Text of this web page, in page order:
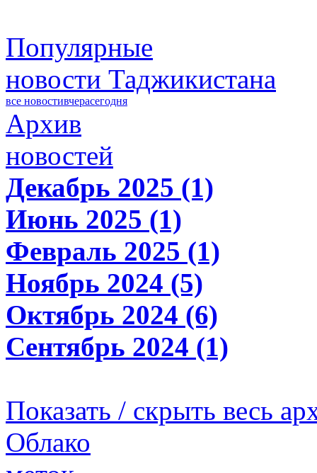
Популярные
новости Таджикистана
все новостивчерасегодня
Архив
новостей
Декабрь 2025 (1)
Июнь 2025 (1)
Февраль 2025 (1)
Ноябрь 2024 (5)
Октябрь 2024 (6)
Сентябрь 2024 (1)
Показать / скрыть весь
Облако